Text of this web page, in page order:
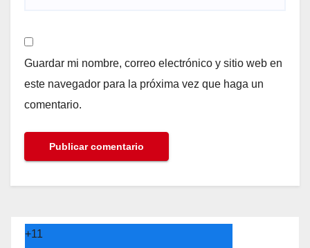
Guardar mi nombre, correo electrónico y sitio web en
este navegador para la próxima vez que haga un
comentario.
+11